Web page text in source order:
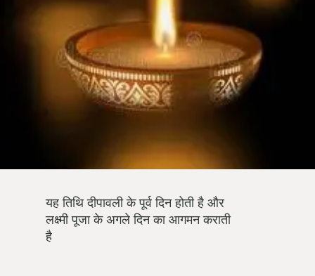
यह तिथि दीपावली के पूर्व दिन होती है और
लक्ष्मी पूजा के अगले दिन का आगमन कराती
है